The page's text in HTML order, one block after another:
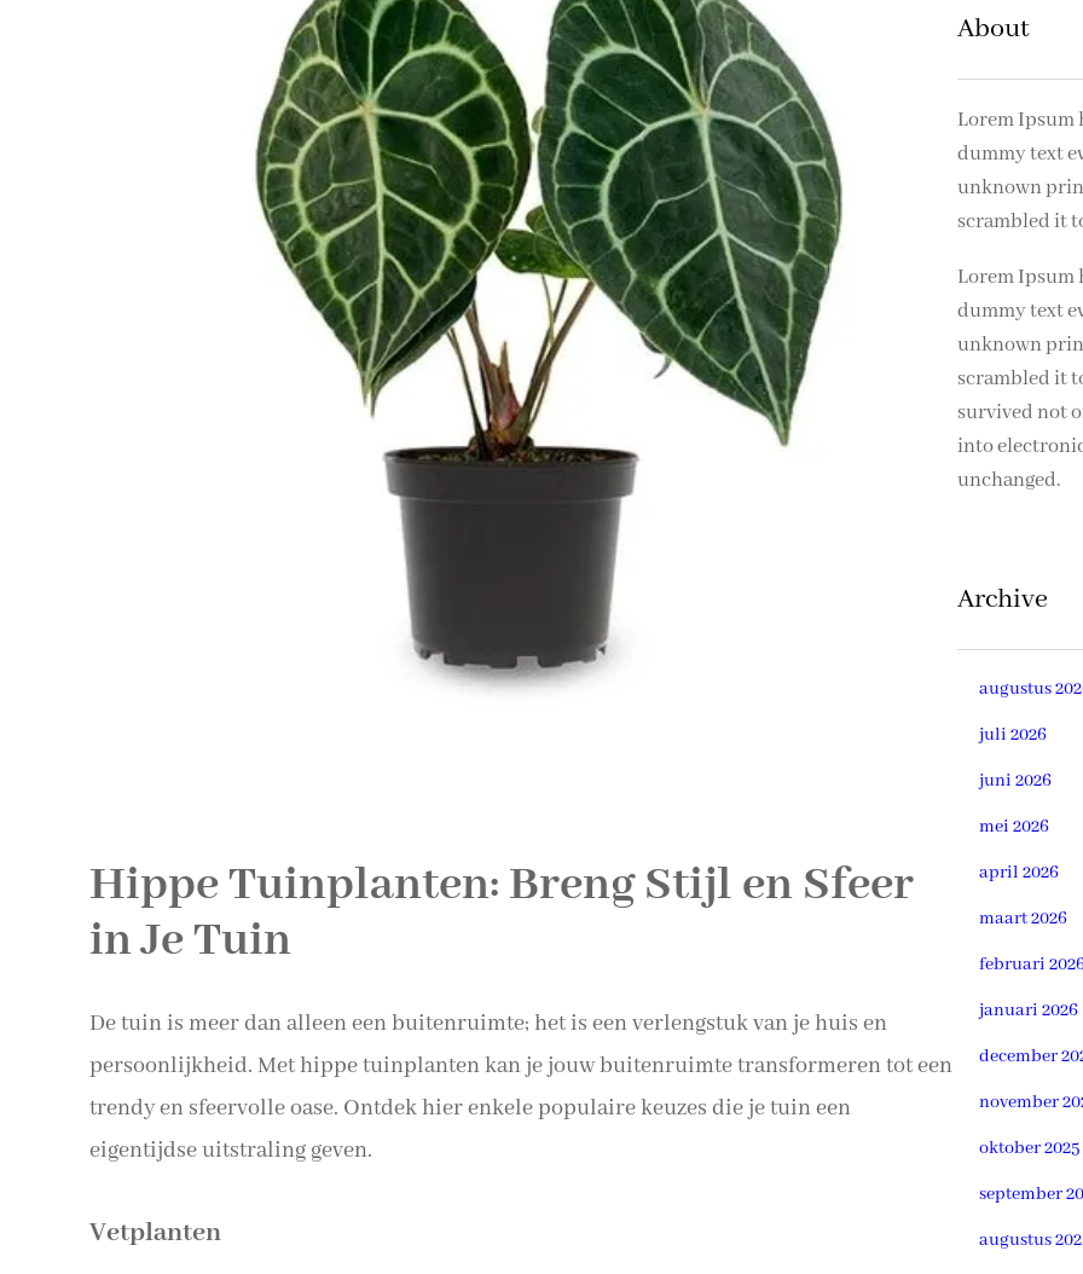
Hippe Tuinplanten: Breng Stijl en Sfeer
in Je Tuin
De tuin is meer dan alleen een buitenruimte; het is een verlengstuk van je huis en
persoonlijkheid. Met hippe tuinplanten kan je jouw buitenruimte transformeren tot een
trendy en sfeervolle oase. Ontdek hier enkele populaire keuzes die je tuin een
eigentijdse uitstraling geven.
Vetplanten
About
Lorem Ipsum
dummy text
unknown
scrambled it
Lorem Ipsum
dummy text
unknown
scrambled it
survived not
into
unchanged.
Archive
augustus
juli 2026
juni 2026
mei 2026
april 2026
maart 2026
februari
januari 2026
december
november
oktober 2025
september
augustus